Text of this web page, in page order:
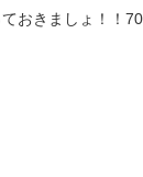
おきましょ！！